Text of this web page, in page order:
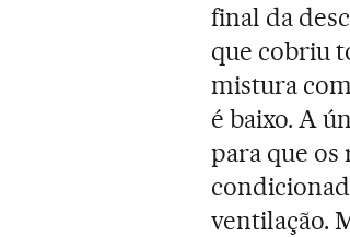
final da
que cobriu
mistura
é baixo. A
para que
ventilação.